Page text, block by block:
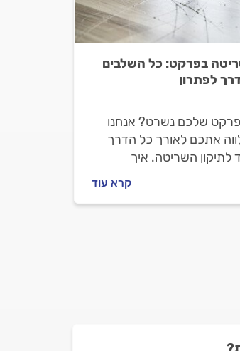
בפרקט: כל השלבים
לפתרון
שלכם נשרט? אנחנו
אתכם לאורך כל הדרך
לתיקון השריטה. איך
קרא עוד